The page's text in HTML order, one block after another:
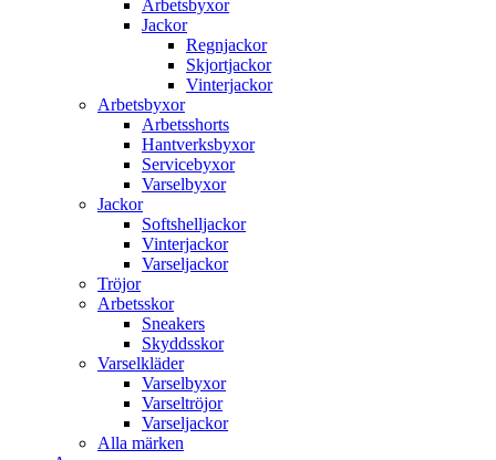
Arbetsbyxor
Jackor
Regnjackor
Skjortjackor
Vinterjackor
Arbetsbyxor
Arbetsshorts
Hantverksbyxor
Servicebyxor
Varselbyxor
Jackor
Softshelljackor
Vinterjackor
Varseljackor
Tröjor
Arbetsskor
Sneakers
Skyddsskor
Varselkläder
Varselbyxor
Varseltröjor
Varseljackor
Alla märken